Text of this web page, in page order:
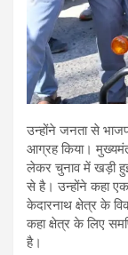
उन्होंने जनता से
आग्रह किया।
लेकर चुनाव में खड़ी
से है। उन्होंने कहा
केदारनाथ क्षेत्र के
कहा क्षेत्र के लिए
है।